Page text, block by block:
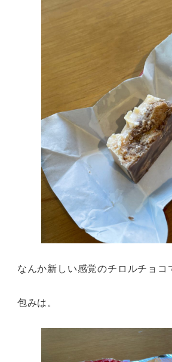
なんか新しい感覚のチロルチョコ
包みは。